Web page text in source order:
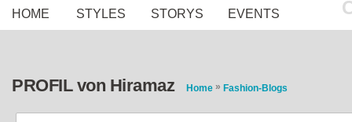
HOME STYLES STORYS EVENTS
PROFIL von Hiramaz Home » Fashion-Blogs